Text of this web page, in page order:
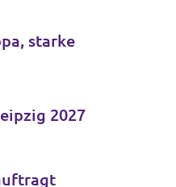
starke
2027